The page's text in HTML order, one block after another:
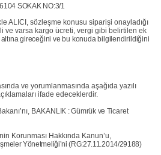
6104 SOKAK NO:3/1
ALICI, sözleşme konusu siparişi onayladığı
ve varsa kargo ücreti, vergi gibi belirtilen ek
gireceğini ve bu konuda bilgilendirildiğini
ve yorumlanmasında aşağıda yazılı
ifade edeceklerdir.
BAKANLIK :Gümrük ve Ticaret
Korunması Hakkında Kanun’u,
Yönetmeliği’ni (RG:27.11.2014/29188)